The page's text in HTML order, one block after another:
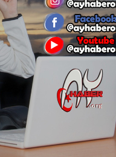
Gurur Tablosu:
47,18 EURO: 53,92
677 Kültür-Sanat